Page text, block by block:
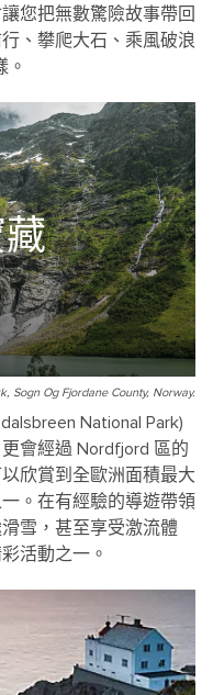
您把無數驚險故事帶回
、攀爬大石、乘風破浪
Sogn Og Fjordane County, Norway.
National Park)
會經過 Nordfjord 區的
欣賞到全歐洲面積最大
。在有經驗的導遊帶領
雪，甚至享受激流體
活動之一。